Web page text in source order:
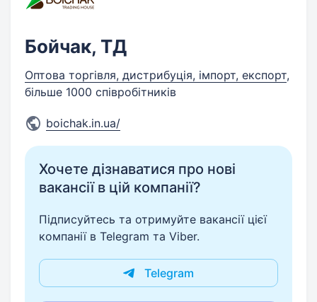
Бойчак, ТД
Оптова торгівля, дистрибуція, імпорт, експорт,
більше 1000 співробітників
boichak.in.ua/
Хочете дізнаватися про нові
вакансії в цій компанії?
Підписуйтесь та отримуйте вакансії цієї
компанії в Telegram та Viber.
Telegram